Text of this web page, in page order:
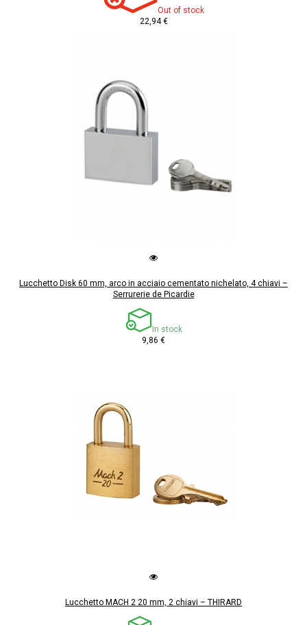
Out of stock
22,94 €
Lucchetto Disk 60 mm, arco in acciaio cementato nichelato, 4 chiavi –
Serrurerie de Picardie
In stock
9,86 €
Lucchetto MACH 2 20 mm, 2 chiavi – THIRARD